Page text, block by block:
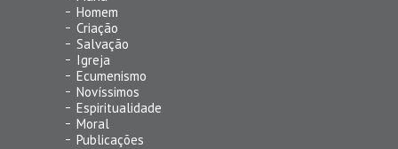
Homem
Criação
Salvação
Igreja
Ecumenismo
Novíssimos
Espiritualidade
Moral
Publicações